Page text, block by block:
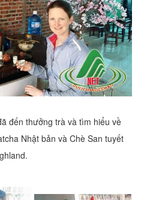
đến thưởng trà và tìm hiểu về
Nhật bản và Chè San tuyết